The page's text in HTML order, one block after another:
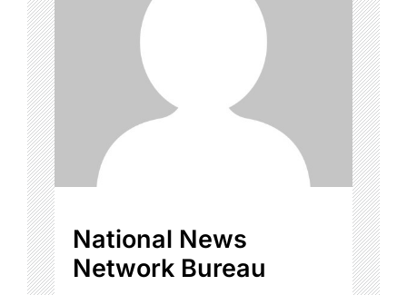
National News
Network Bureau